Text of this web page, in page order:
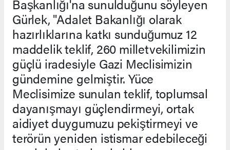
Başkanlığı'na sunulduğunu söyleyen
Gürlek, "Adalet Bakanlığı olarak
hazırlıklarına katkı sunduğumuz 12
maddelik teklif, 260 milletvekilimizin
güçlü iradesiyle Gazi Meclisimizin
gündemine gelmiştir. Yüce
Meclisimize sunulan teklif, toplumsal
dayanışmayı güçlendirmeyi, ortak
aidiyet duygumuzu pekiştirmeyi ve
terörün yeniden istismar edebileceği